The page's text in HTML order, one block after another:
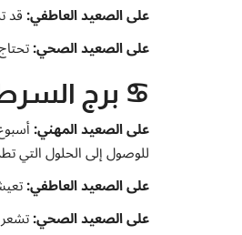
على الصعيد العاطفي:قد
على الصعيد الصحي:
♋ برج السرطان (21 يونيو
على الصعيد المهني:
للوصول إلى الحلول التي
على الصعيد العاطفي:
على الصعيد الصحي: